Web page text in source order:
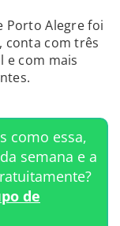
Porto Alegre foi
conta com três
e com mais
como essa,
semana e a
de